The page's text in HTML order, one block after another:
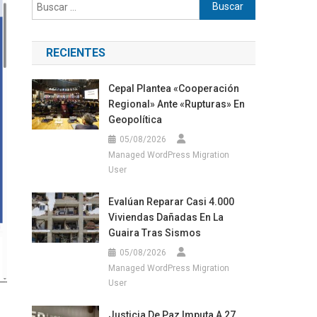
RECIENTES
Cepal Plantea «cooperación
Regional» Ante «rupturas» En
Geopolítica
05/08/2026
Managed WordPress Migration
User
Evalúan Reparar Casi 4.000
Viviendas Dañadas En La
Guaira Tras Sismos
05/08/2026
Managed WordPress Migration
User